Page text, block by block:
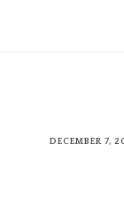
DECEMBER 7,